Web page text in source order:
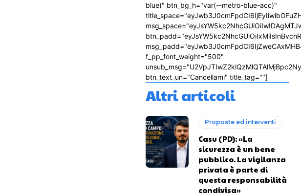
blue)" btn_bg_h="var(--metro-blue-acc)"
f_pp_font_weight="500"
btn_text_un="Cancellami" title_tag=""]
Altri articoli
Proposte ed interventi
Casu (PD): «La
sicurezza è un bene
pubblico. La vigilanza
privata è parte di
questa responsabilità
condivisa»